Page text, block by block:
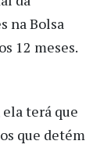
na Bolsa
12 meses.
terá que
que detém